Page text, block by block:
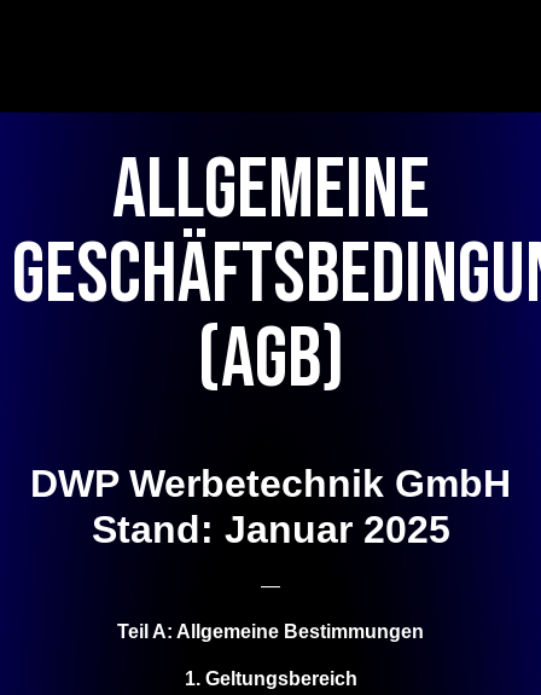
Allgemeine
(AGB)
DWP Werbetechnik GmbH
Stand: Januar 2025
—
Teil A: Allgemeine Bestimmungen
1. Geltungsbereich